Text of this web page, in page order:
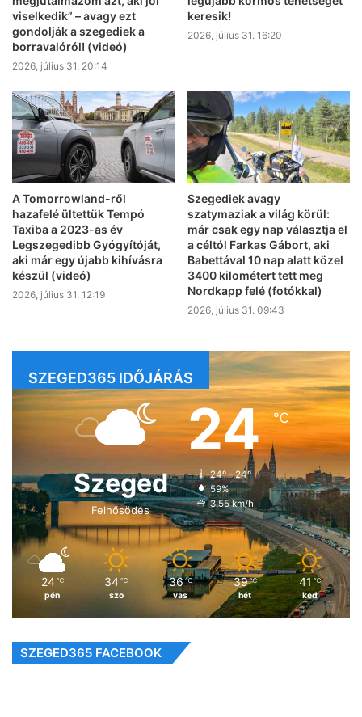
viselkedik” – avagy ezt
gondolják a szegediek a
borravalóról! (videó)
2026, július 31. 20:14
keresik!
2026, július 31. 16:20
A Tomorrowland-ről
hazafelé ültettük Tempó
Taxiba a 2023-as év
Legszegedibb Gyógyítóját,
aki már egy újabb kihívásra
készül (videó)
2026, július 31. 12:19
Szegediek avagy
szatymaziak a világ körül:
már csak egy nap választja el
a céltól Farkas Gábort, aki
Babettával 10 nap alatt közel
3400 kilométert tett meg
Nordkapp felé (fotókkal)
2026, július 31. 09:43
SZEGED365 IDŐJÁRÁS
Szeged
Felhősödés
24℃
24º - 24º
59%
3.55 km/h
24 ℃
pén
34 ℃
szo
36 ℃
vas
39 ℃
hét
41 ℃
ked
SZEGED365 FACEBOOK